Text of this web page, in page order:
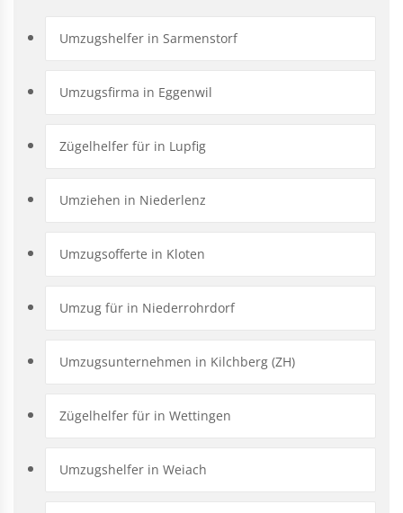
Umzugshelfer in Sarmenstorf
Umzugsfirma in Eggenwil
Zügelhelfer für in Lupfig
Umziehen in Niederlenz
Umzugsofferte in Kloten
Umzug für in Niederrohrdorf
Umzugsunternehmen in Kilchberg (ZH)
Zügelhelfer für in Wettingen
Umzugshelfer in Weiach